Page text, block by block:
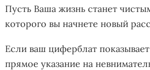
Пусть Ваша жизнь станет
которого вы начнете новый
Если ваш циферблат
прямое указание на